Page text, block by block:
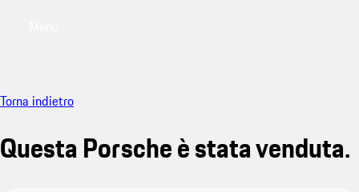
Torna indietro
Questa Porsche è stata venduta.